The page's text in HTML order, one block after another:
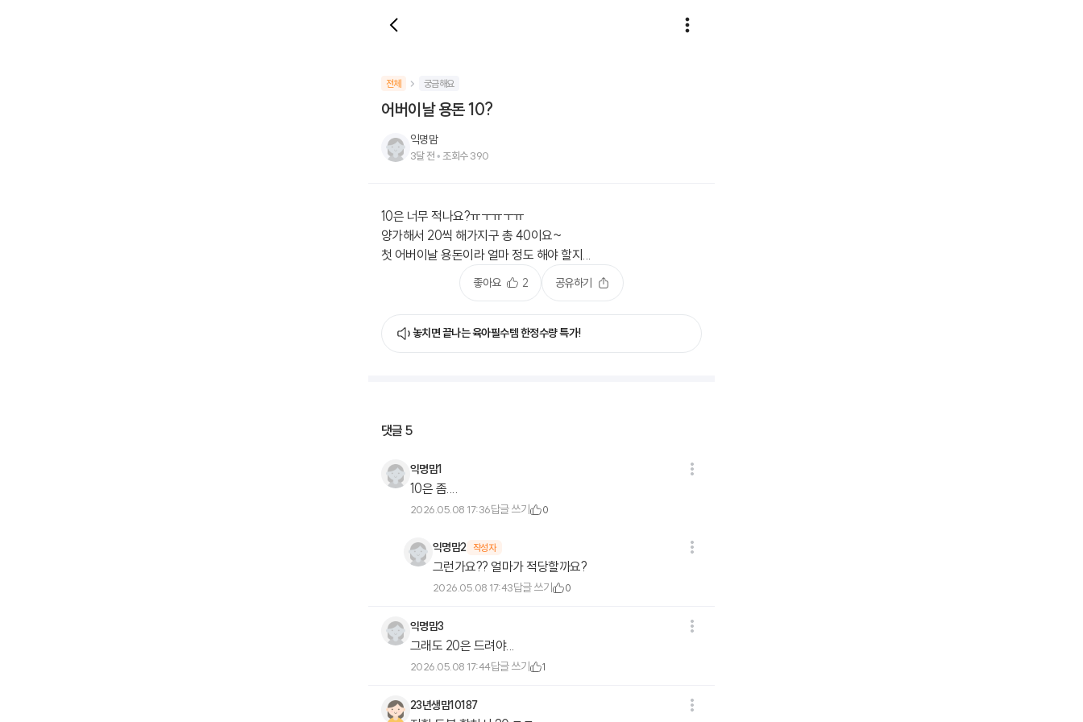
전체 궁금해요
어버이날 용돈 10?
익명맘
3달 전 • 조회수390
10은 너무 적나요?ㅠㅜㅠㅜㅠ
양가해서 20씩 해가지구 총 40이요~
첫 어버이날 용돈이라 얼마 정도 해야 할지...
좋아요 2 공유하기
놓치면 끝나는 육아필수템 한정수량 특가!
댓글5
익명맘1
10은 좀....
2026.05.08 17:36답글 쓰기 0
익명맘2 작성자
그런가요?? 얼마가 적당할까요?
2026.05.08 17:43답글 쓰기 0
익명맘3
그래도 20은 드려야...
2026.05.08 17:44답글 쓰기 1
23년생맘10187